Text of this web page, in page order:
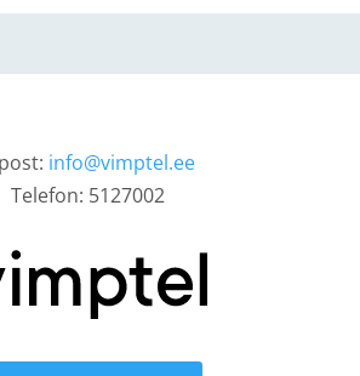
info@vimptel.ee
Telefon: 5127002